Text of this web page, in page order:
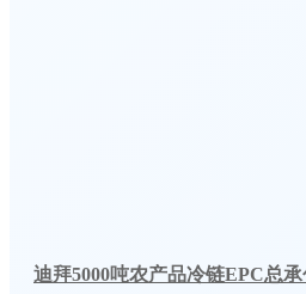
迪拜5000吨农产品冷链EPC总承